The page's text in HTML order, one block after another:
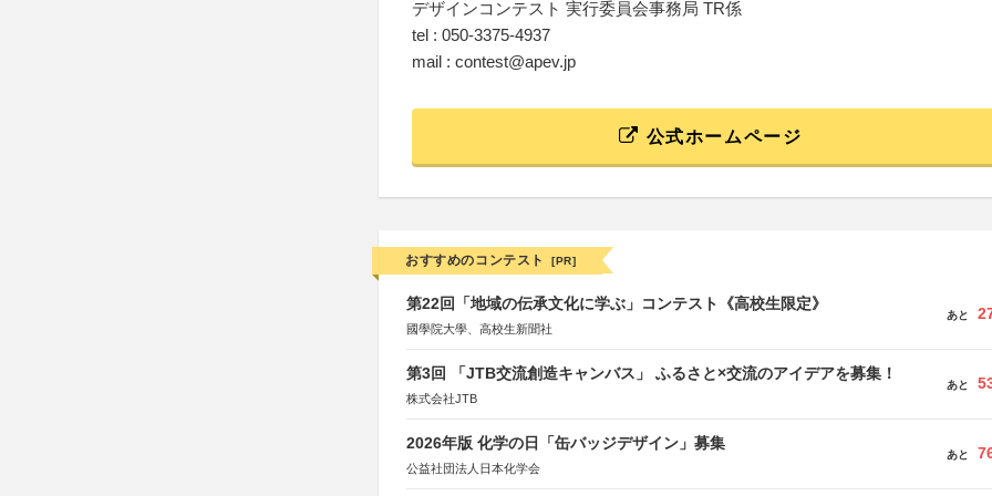
デザインコンテスト 実行委員会事務局 TR係
tel : 050-3375-4937
mail : contest@apev.jp
公式ホームページ
おすすめのコンテスト [PR]
第22回「地域の伝承文化に学ぶ」コンテスト《高校生限定》
國學院大學、高校生新聞社
あと
第3回 「JTB交流創造キャンバス」 ふるさと×交流のアイデアを募集！
株式会社JTB
あと
2026年版 化学の日「缶バッジデザイン」募集
公益社団法人日本化学会
あと